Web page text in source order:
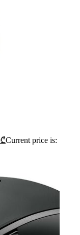
₾Current price is: